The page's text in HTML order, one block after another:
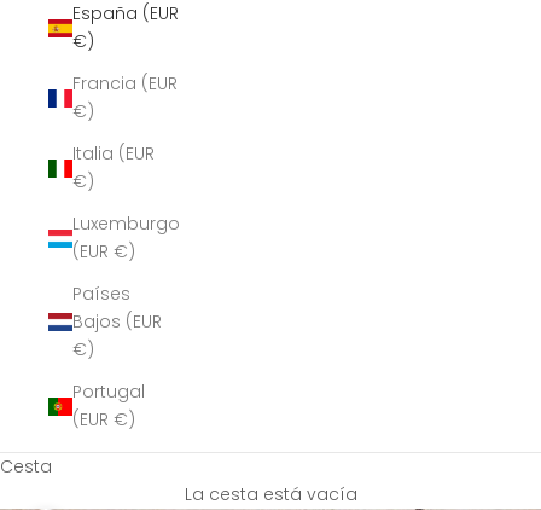
España (EUR
€)
Francia (EUR
€)
Italia (EUR
€)
Luxemburgo
(EUR €)
Países
Bajos (EUR
€)
Portugal
(EUR €)
Cesta
La cesta está vacía